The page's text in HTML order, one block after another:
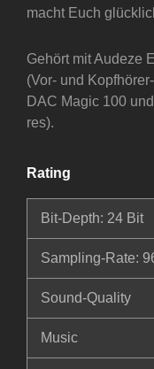
macht Euch
Gehört mit Audeze
(Vor- und
DAC Magic 100
res).
Rating
Bit-Depth: 24 Bit
Sampling-Rate:
Sound-Quality
Music